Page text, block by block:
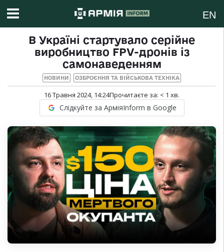
EN
В Україні стартувало серійне
виробництво FPV-дронів із
самонаведенням
НОВИНИ ОЗБРОЄННЯ ТА ВІЙСЬКОВА ТЕХНІКА
16 Травня 2024, 14:24Прочитаєте за: < 1 хв.
Слідкуйте за АрміяInform в Google